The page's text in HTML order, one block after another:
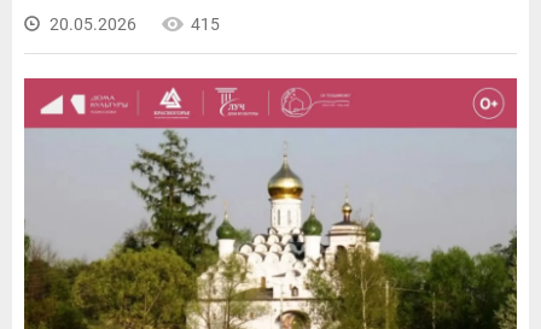
20.05.2026 415